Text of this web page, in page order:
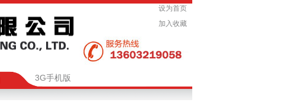
设为首页
加入收藏
3G手机版